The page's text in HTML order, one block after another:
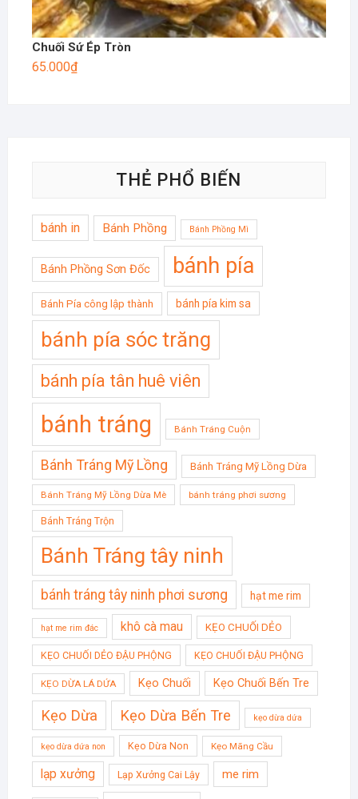
Chuối Sứ Ép Tròn
65.000₫
THẺ PHỔ BIẾN
bánh in Bánh Phồng Bánh Phồng Mì
Bánh Phồng Sơn Đốc bánh pía
Bánh Pía công lập thành bánh pía kim sa
bánh pía sóc trăng
bánh pía tân huê viên
bánh tráng Bánh Tráng Cuộn
Bánh Tráng Mỹ Lồng Bánh Tráng Mỹ Lồng Dừa
Bánh Tráng Mỹ Lồng Dừa Mè bánh tráng phơi sương
Bánh Tráng Trộn
Bánh Tráng tây ninh
bánh tráng tây ninh phơi sương hạt me rim
hạt me rim đác khô cà mau KẸO CHUỐI DẺO
KẸO CHUỐI DẺO ĐẬU PHỘNG KẸO CHUỐI ĐẬU PHỘNG
KẸO DỪA LÁ DỨA Kẹo Chuối Kẹo Chuối Bến Tre
Kẹo Dừa Kẹo Dừa Bến Tre kẹo dừa dứa
kẹo dừa dứa non Kẹo Dừa Non Kẹo Mãng Cầu
lạp xưởng Lạp Xưởng Cai Lậy me rim